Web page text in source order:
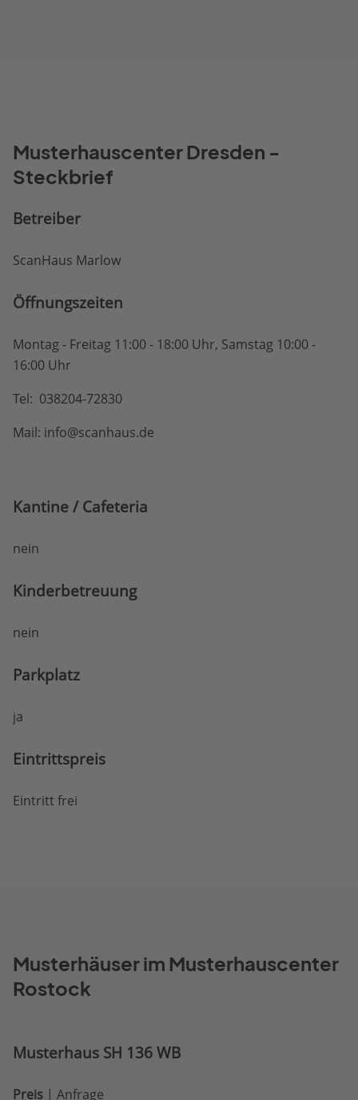
Musterhauscenter Dresden -
Steckbrief
Betreiber
ScanHaus Marlow
Öffnungs­zeiten
Montag - Freitag 11:00 - 18:00 Uhr, Samstag 10:00 -
16:00 Uhr
Tel: 038204-72830
Mail: info@scanhaus.de
Kantine / Cafeteria
nein
Kinderbetreuung
nein
Parkplatz
ja
Eintritts­preis
Eintritt frei
Musterhäuser im Musterhauscenter
Rostock
Musterhaus SH 136 WB
Preis | Anfrage